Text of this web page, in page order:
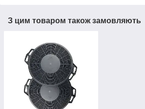
З цим товаром також замовляють